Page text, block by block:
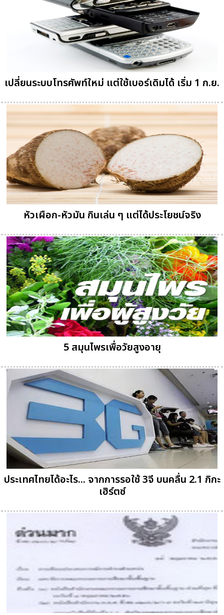
เปลี่ยนระบบโทรศัพท์ใหม่ แต่ใช้เบอร์เดิมได้ เริ่ม 1 ก.ย.
หัวเผือก-หัวมัน กินเล่น ๆ แต่ได้ประโยชน์จริง
5 สมุนไพรเพื่อวัยสูงอายุ
ประเทศไทยได้อะไร... จากการรอใช้ 3จี บนคลื่น 2.1 กิกะ
เฮิร์ตซ์